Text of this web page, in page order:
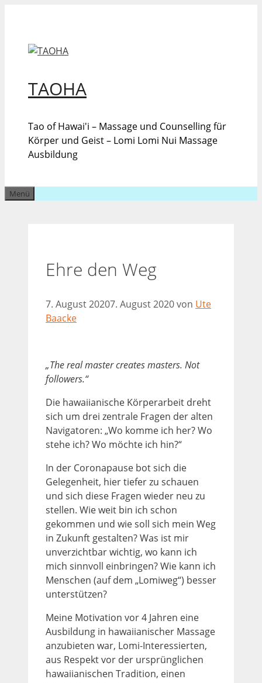
TAOHA
Tao of Hawai'i – Massage und Counselling für
Körper und Geist – Lomi Lomi Nui Massage
Ausbildung
Menü
Ehre den Weg
7. August 20207. August 2020von Ute
Baacke
„The real master creates masters. Not
followers.“
Die hawaiianische Körperarbeit dreht
sich um drei zentrale Fragen der alten
Navigatoren: „Wo komme ich her? Wo
stehe ich? Wo möchte ich hin?“
In der Coronapause bot sich die
Gelegenheit, hier tiefer zu schauen
und sich diese Fragen wieder neu zu
stellen. Wie weit bin ich schon
gekommen und wie soll sich mein Weg
in Zukunft gestalten? Was ist mir
unverzichtbar wichtig, wo kann ich
mich sinnvoll einbringen? Wie kann ich
Menschen (auf dem „Lomiweg“) besser
unterstützen?
Meine Motivation vor 4 Jahren eine
Ausbildung in hawaiianischer Massage
anzubieten war, Lomi-Interessierten,
aus Respekt vor der ursprünglichen
hawaiianischen Tradition, einen